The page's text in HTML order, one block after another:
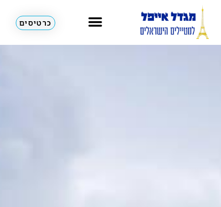
כרטיסים